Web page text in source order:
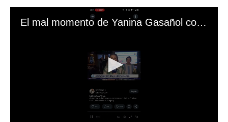
El mal momento de Yanina Gasañol con un hincha argentino en "Subrayado"